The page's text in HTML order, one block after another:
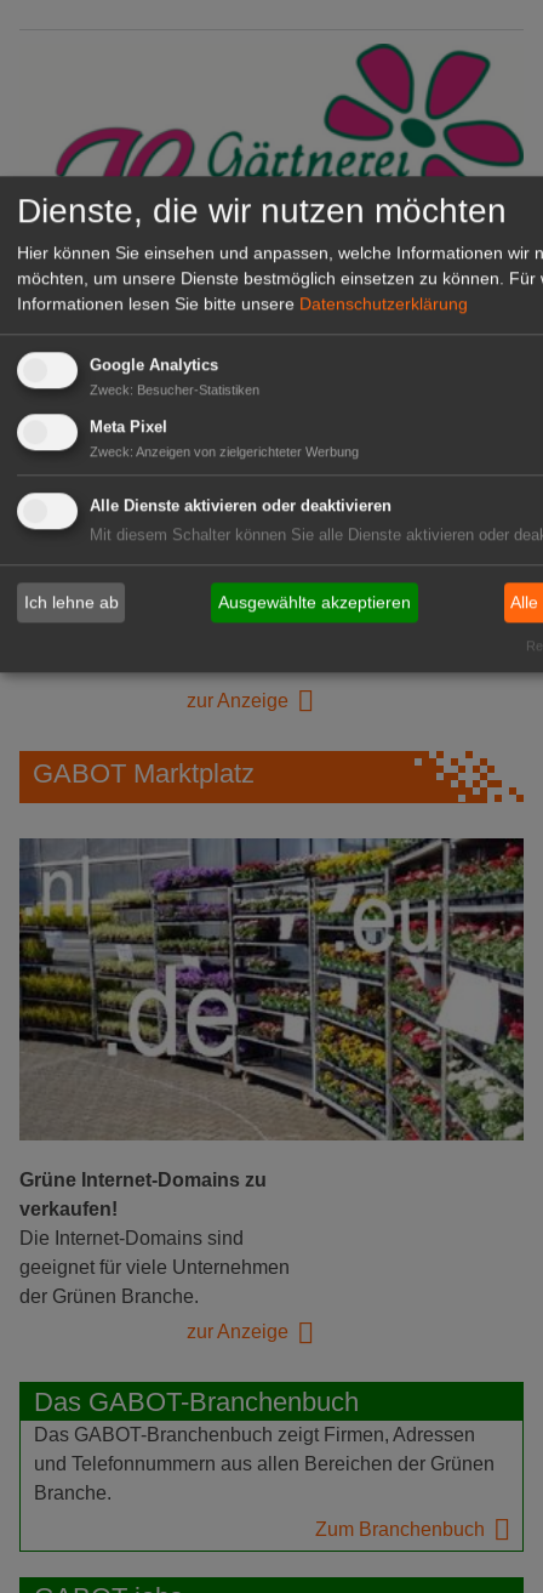
Gärtnerei Hanns
Mitarbeiter (m/w/d) für unsere
Logistikhalle
Herongen
zur Stellenanzeige
GABOT Immobilienangebote
grünen Branche
zur Anzeige
GABOT Marktplatz
Grüne Internet-Domains zu
verkaufen!
Die Internet-Domains sind
geeignet für viele Unternehmen
der Grünen Branche.
zur Anzeige
Das GABOT-Branchenbuch
Das GABOT-Branchenbuch zeigt Firmen, Adressen
und Telefonnummern aus allen Bereichen der Grünen
Branche.
Zum Branchenbuch
Dienste, die wir nutzen möchten
Hier können Sie einsehen und anpassen, welche Informationen wir
möchten, um unsere Dienste bestmöglich einsetzen zu können.
Für
Informationen lesen Sie bitte unsere Datenschutzerklärung
Google Analytics
Zweck: Besucher-Statistiken
Meta Pixel
Zweck: Anzeigen von zielgerichteter Werbung
Alle Dienste aktivieren oder deaktivieren
Mit diesem Schalter können Sie alle Dienste aktivieren oder
Ich lehne ab Ausgewählte akzeptieren Alle